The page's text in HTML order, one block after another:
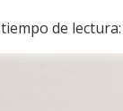
tiempo de lectura: